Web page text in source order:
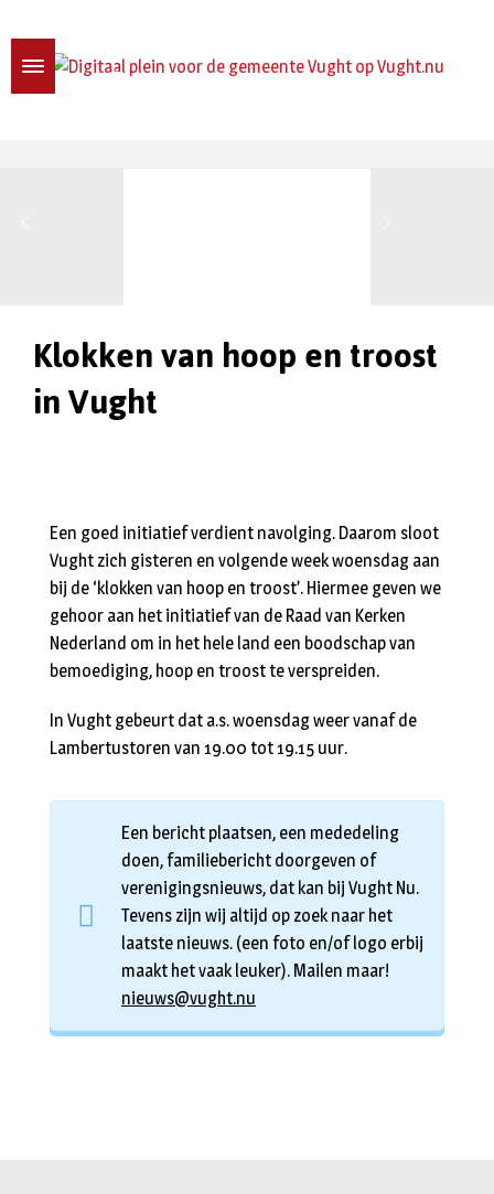
Klokken van hoop en troost
in Vught
Een goed initiatief verdient navolging. Daarom sloot
Vught zich gisteren en volgende week woensdag aan
bij de ‘klokken van hoop en troost’. Hiermee geven we
gehoor aan het initiatief van de Raad van Kerken
Nederland om in het hele land een boodschap van
bemoediging, hoop en troost te verspreiden.
In Vught gebeurt dat a.s. woensdag weer vanaf de
Lambertustoren van 19.00 tot 19.15 uur.
Een bericht plaatsen, een mededeling
doen, familiebericht doorgeven of
verenigingsnieuws, dat kan bij Vught Nu.
Tevens zijn wij altijd op zoek naar het
laatste nieuws. (een foto en/of logo erbij
maakt het vaak leuker). Mailen maar!
nieuws@vught.nu